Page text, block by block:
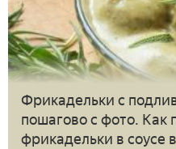
Фрикадельки с
пошагово с фото. Как
фрикадельки в соусе